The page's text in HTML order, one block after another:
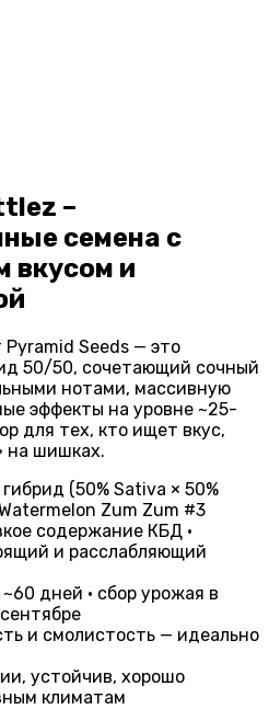
–
семена с
вкусом и
Pyramid Seeds — это
50/50, сочетающий сочный
нотами, массивную
эффекты на уровне ~25-
для тех, кто ищет вкус,
на шишках.
(50% Sativa × 50%
Zum Zum #3
содержание КБД ·
и расслабляющий
дней · сбор урожая в
и смолистость — идеально
устойчив, хорошо
климатам